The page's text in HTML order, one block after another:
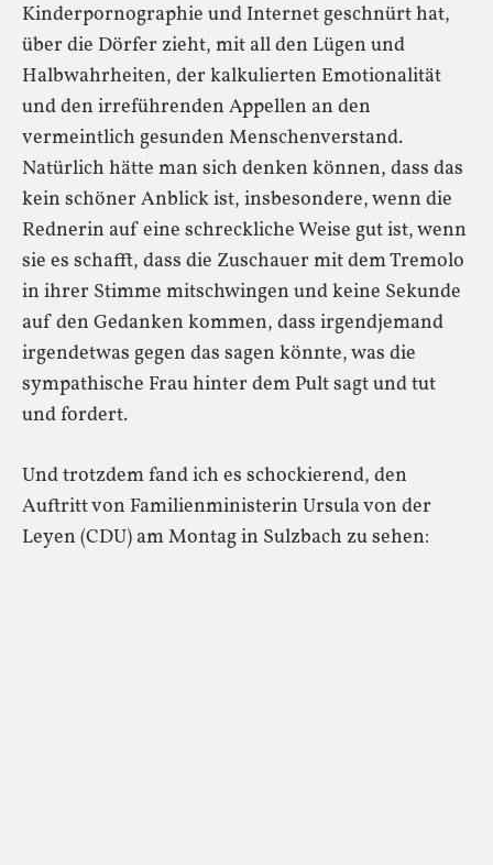
Kinderpornographie und Internet geschnürt hat,
über die Dörfer zieht, mit all den Lügen und
Halbwahrheiten, der kalkulierten Emotionalität
und den irreführenden Appellen an den
vermeintlich gesunden Menschenverstand.
Natürlich hätte man sich denken können, dass das
kein schöner Anblick ist, insbesondere, wenn die
Rednerin auf eine schreckliche Weise gut ist, wenn
sie es schafft, dass die Zuschauer mit dem Tremolo
in ihrer Stimme mitschwingen und keine Sekunde
auf den Gedanken kommen, dass irgendjemand
irgendetwas gegen das sagen könnte, was die
sympathische Frau hinter dem Pult sagt und tut
und fordert.
Und trotzdem fand ich es schockierend, den
Auftritt von Familienministerin Ursula von der
Leyen (CDU) am Montag in Sulzbach zu sehen: